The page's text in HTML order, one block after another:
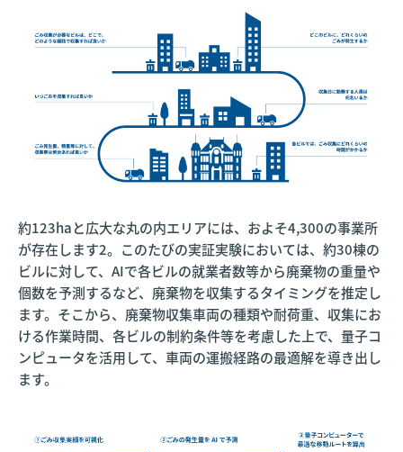
約123haと広大な丸の内エリアには、およそ4,300の事業所
が存在します2。このたびの実証実験においては、約30棟の
ビルに対して、AIで各ビルの就業者数等から廃棄物の重量や
個数を予測するなど、廃棄物を収集するタイミングを推定し
ます。そこから、廃棄物収集車両の種類や耐荷重、収集にお
ける作業時間、各ビルの制約条件等を考慮した上で、量子コ
ンピュータを活用して、車両の運搬経路の最適解を導き出し
ます。